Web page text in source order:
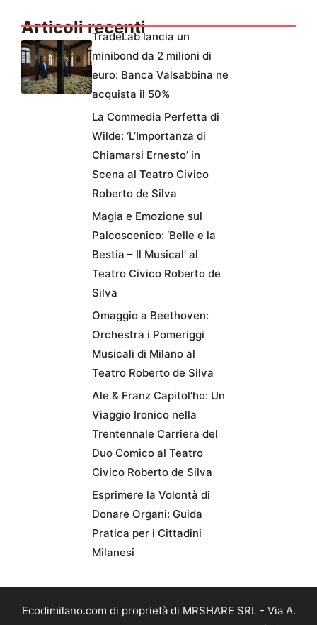
Articoli recenti
TradeLab lancia un
minibond da 2 milioni di
euro: Banca Valsabbina ne
acquista il 50%
La Commedia Perfetta di
Wilde: ‘L’Importanza di
Chiamarsi Ernesto’ in
Scena al Teatro Civico
Roberto de Silva
Magia e Emozione sul
Palcoscenico: ‘Belle e la
Bestia – Il Musical’ al
Teatro Civico Roberto de
Silva
Omaggio a Beethoven:
Orchestra i Pomeriggi
Musicali di Milano al
Teatro Roberto de Silva
Ale & Franz Capitol’ho: Un
Viaggio Ironico nella
Trentennale Carriera del
Duo Comico al Teatro
Civico Roberto de Silva
Esprimere la Volontà di
Donare Organi: Guida
Pratica per i Cittadini
Milanesi
Ecodimilano.com di proprietà di MRSHARE SRL - Via A.